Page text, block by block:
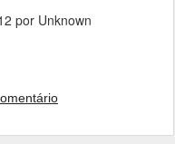
por Unknown